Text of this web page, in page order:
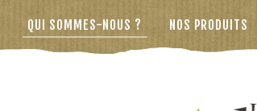
QUI SOMMES-NOUS ? NOS PRODUITS